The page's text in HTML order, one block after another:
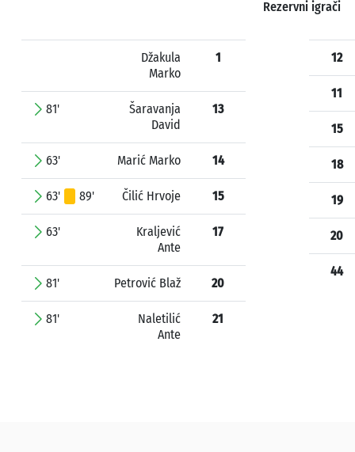
Rezervni igrači
Džakula
Marko
1
81'
Šaravanja
David
13
63' Marić Marko 14
63' 89' Čilić Hrvoje 15
63'
Kraljević
Ante
17
81' Petrović Blaž 20
81'
Naletilić
Ante
21
12
11
15
18
19
20
44